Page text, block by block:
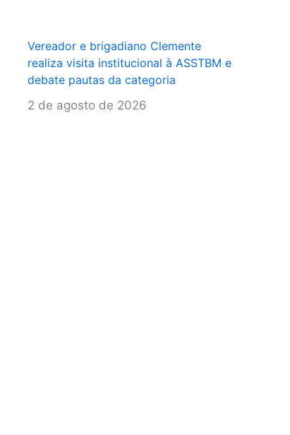
Vereador e brigadiano Clemente
realiza visita institucional à ASSTBM e
debate pautas da categoria
2 de agosto de 2026